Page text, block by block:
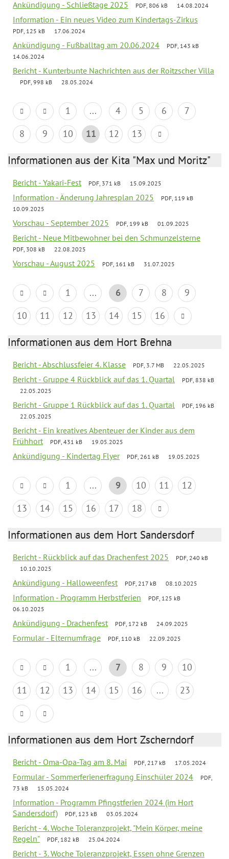
Ankündigung - Schließtage 2025 PDF, 806 kB 14.08.2024
Information - Ein neues Video zum Kindertags-Zirkus
PDF, 125 kB 17.06.2024
Ankündigung - Fußballtag am 20.06.2024
PDF, 143 kB
14.06.2024
Bericht - Kunterbunte Nachrichten aus der Roitzscher Villa
PDF, 998 kB 28.05.2024
1 ... 4 5 6
7
8
9 10 11 12 13
Informationen aus der Kita "Max und Moritz"
Bericht - Yakari-Fest PDF, 371 kB 15.09.2025
Information - Änderung Jahresplan 2025
PDF, 119 kB
10.09.2025
Vorschau - September 2025 PDF, 199 kB 01.09.2025
Bericht - Neue Mitbewohner bei den Schmunzelsterne
PDF, 308 kB 22.08.2025
Vorschau - August 2025 PDF, 161 kB 31.07.2025
1 ... 6 7 8
9
10
11 12 13 14 15 16
Informationen aus dem Hort Brehna
Bericht - Abschlussfeier 4. Klasse PDF, 3.7 MB 22.05.2025
Bericht - Gruppe 4 Rückblick auf das 1. Quartal
PDF, 838 kB
22.05.2025
Bericht - Gruppe 1 Rückblick auf das 1. Quartal
PDF, 196 kB
22.05.2025
Bericht - Ein kreatives Abenteuer der Kinder aus dem
Frühhort
PDF, 431 kB 19.05.2025
Ankündigung - Kindertag Flyer PDF, 261 kB 19.05.2025
1 ... 9 10 11
12
13
14 15 16 17 18
Informationen aus dem Hort Sandersdorf
Bericht - Rückblick auf das Drachenfest 2025
PDF, 240 kB
10.10.2025
Ankündigung - Halloweenfest PDF, 217 kB 08.10.2025
Information - Programm Herbstferien
PDF, 125 kB
06.10.2025
Ankündigung - Drachenfest PDF, 172 kB 24.09.2025
Formular - Elternumfrage PDF, 110 kB 22.09.2025
1 ... 7 8 9
10
11
12 13 14 15 16 ... 23
Informationen aus dem Hort Zscherndorf
Bericht - Oma-Opa-Tag am 8. Mai PDF, 217 kB 17.05.2024
Formular - Sommerferienerfragung Einschüler 2024
PDF,
73 kB
15.05.2024
Information - Programm Pfingstferien 2024 (im Hort
Sandersdorf)
PDF, 123 kB 03.05.2024
Bericht - 4. Woche Toleranzprojekt, "Mein Körper, meine
Regeln"
PDF, 182 kB 25.04.2024
Bericht - 3. Woche Toleranzprojekt, Essen ohne Grenzen